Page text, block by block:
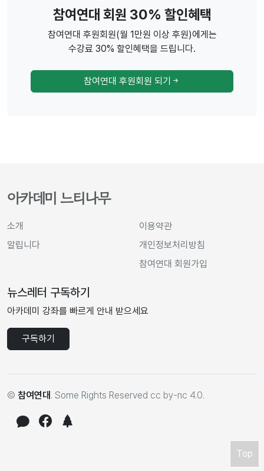
참여연대 회원 30% 할인혜택
참여연대 후원회원(월 1만원 이상 후원)에게는
수강료 30% 할인혜택을 드립니다.
참여연대 후원회원 되기
아카데미 느티나무
소개
알립니다
이용약관
개인정보처리방침
참여연대 회원가입
뉴스레터 구독하기
아카데미 강좌를 빠르게 안내 받으세요
구독하기
© 참여연대 . Some Rights Reserved cc by-nc 4.0.
Top